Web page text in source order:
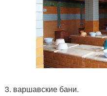
3. варшавские бани.